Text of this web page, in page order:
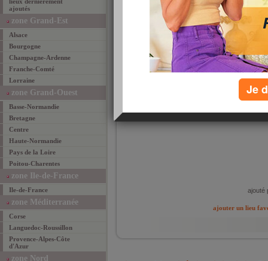
ajoutés
zone Grand-Est
Alsace
Bourgogne
Champagne-Ardenne
Franche-Comté
Lorraine
zone Grand-Ouest
Basse-Normandie
Bretagne
Centre
Haute-Normandie
Pays de la Loire
Poitou-Charentes
zone Ile-de-France
Ile-de-France
zone Méditerranée
Corse
Languedoc-Roussillon
Provence-Alpes-Côte
d'Azur
zone Nord
Allez
la
ajouté
ajouter un lieu
Je